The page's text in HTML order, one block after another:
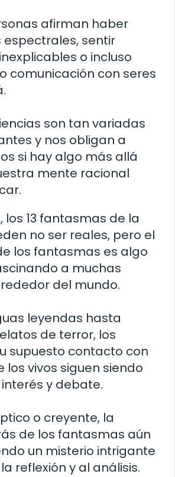
afirman haber
espectrales, sentir
o incluso
comunicación con seres
son tan variadas
y nos obligan a
si hay algo más allá
mente racional
los 13 fantasmas de la
no ser reales, pero el
los fantasmas es algo
a muchas
del mundo.
leyendas hasta
de terror, los
supuesto contacto con
los vivos siguen siendo
y debate.
o creyente, la
de los fantasmas aún
un misterio intrigante
reflexión y al análisis.